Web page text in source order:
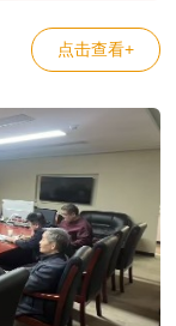
点击查看+